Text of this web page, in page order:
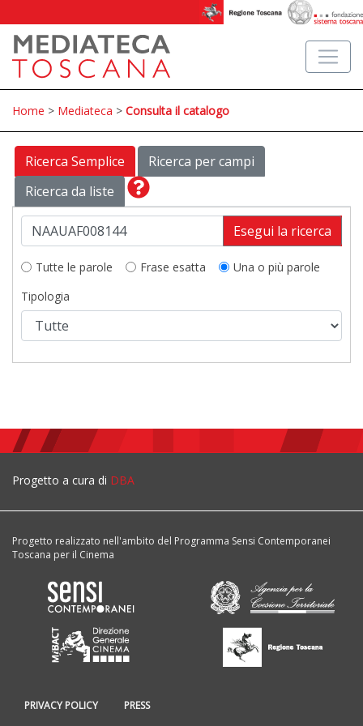
Home > Mediateca > Consulta il catalogo
Ricerca Semplice
Ricerca per campi
Ricerca da liste
Esegui la ricerca
Tutte le parole Frase esatta
Una o più parole
Tipologia
Progetto a cura di DBA
Progetto realizzato nell'ambito del Programma Sensi Contemporanei
Toscana per il Cinema
PRIVACY POLICY PRESS